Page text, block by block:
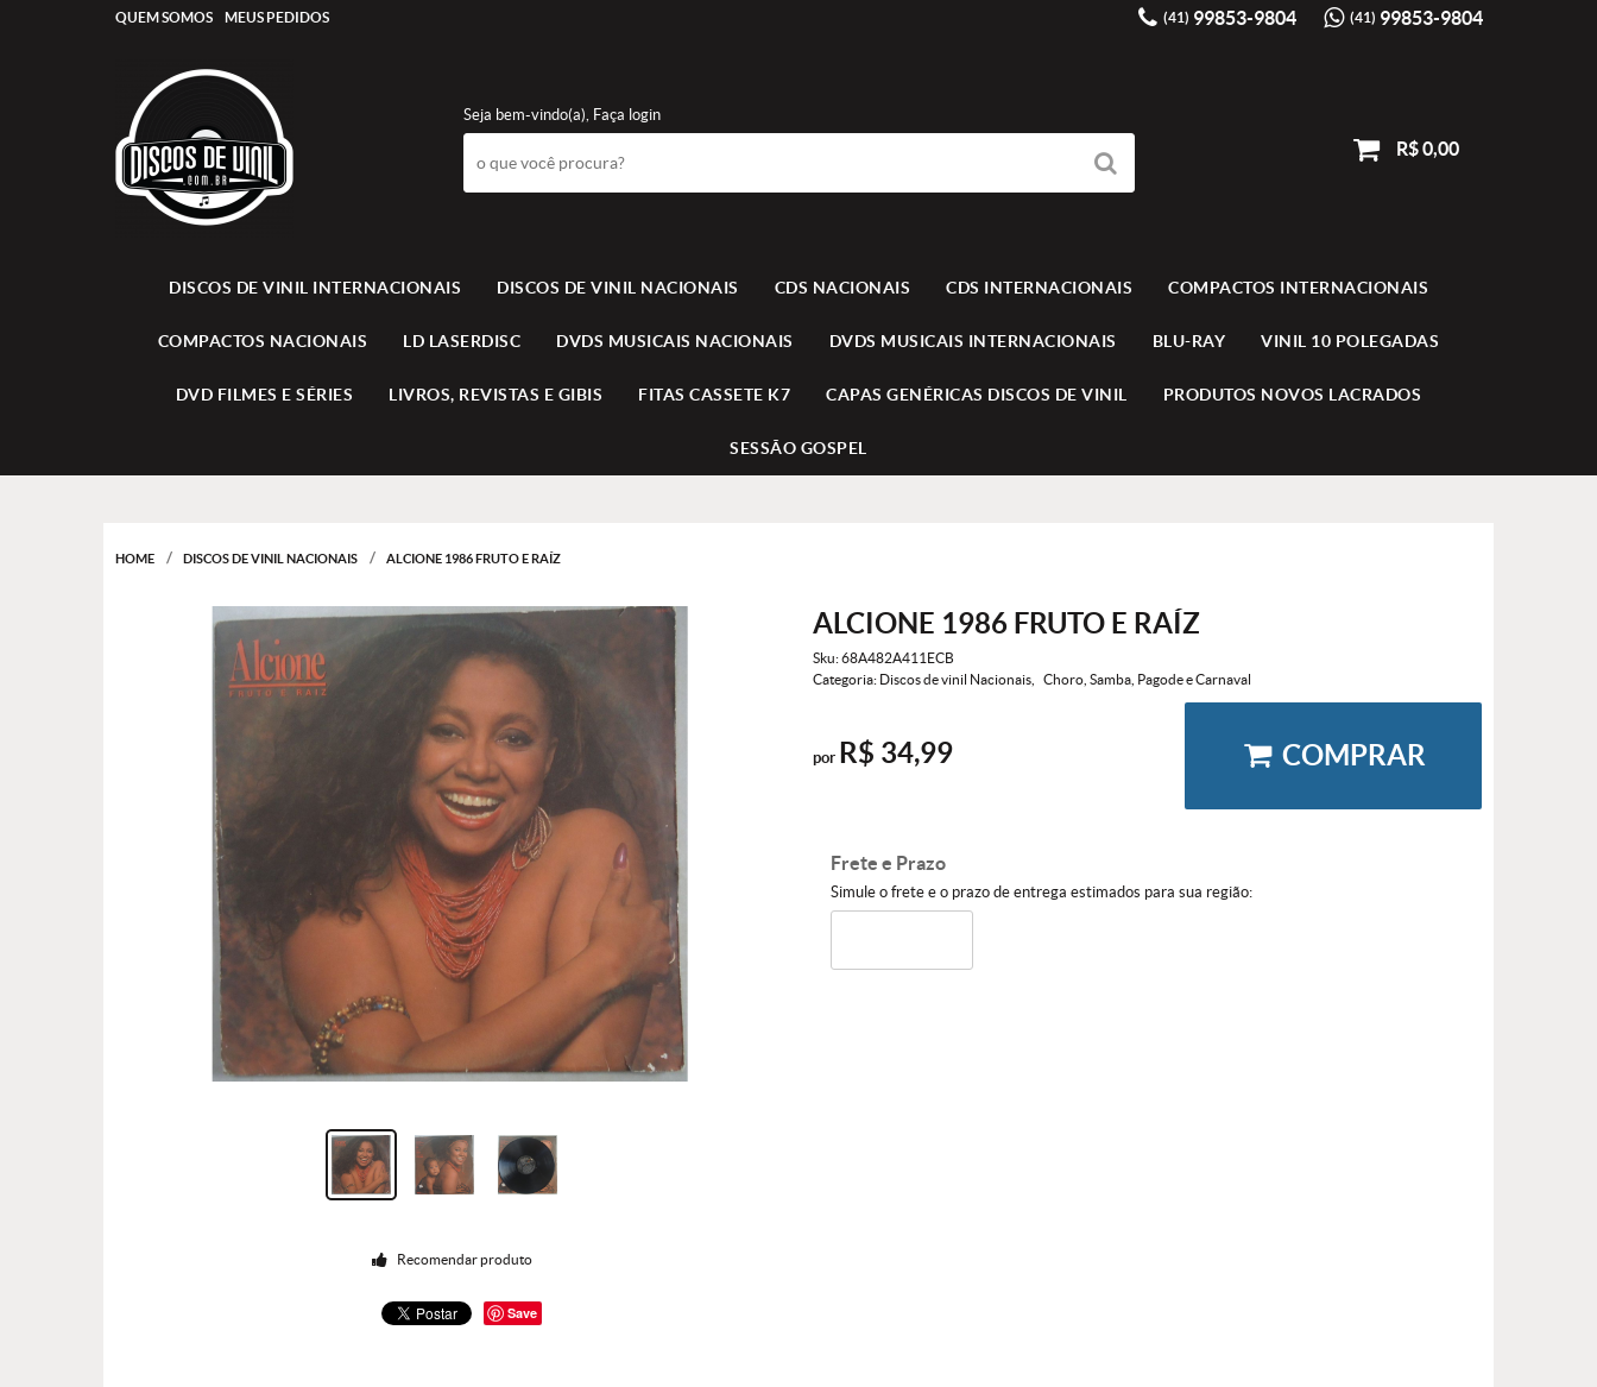
QUEM SOMOS MEUS PEDIDOS (41) 99853-9804 (41) 99853-9804
Seja bem-vindo(a), Faça login
R$ 0,00
DISCOS DE VINIL INTERNACIONAIS DISCOS DE VINIL NACIONAIS CDS NACIONAIS CDS INTERNACIONAIS COMPACTOS INTERNACIONAIS
COMPACTOS NACIONAIS LD LASERDISC DVDS MUSICAIS NACIONAIS DVDS MUSICAIS INTERNACIONAIS BLU-RAY VINIL 10 POLEGADAS
DVD FILMES E SÉRIES LIVROS, REVISTAS E GIBIS FITAS CASSETE K7 CAPAS GENÉRICAS DISCOS DE VINIL PRODUTOS NOVOS LACRADOS
SESSÃO GOSPEL
HOME DISCOS DE VINIL NACIONAIS ALCIONE 1986 FRUTO E RAÍZ
Recomendar produto
Save
ALCIONE 1986 FRUTO E RAÍZ
Sku:68A482A411ECB
Categoria: Discos de vinil Nacionais Choro, Samba, Pagode e Carnaval
por R$ 34,99 COMPRAR
Frete e Prazo
Simule o frete e o prazo de entrega estimados para sua região: